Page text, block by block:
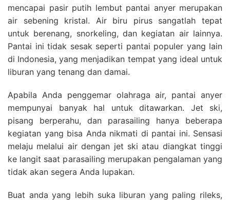
mencapai pasir putih lembut pantai anyer merupakan
air sebening kristal. Air biru pirus sangatlah tepat
untuk berenang, snorkeling, dan kegiatan air lainnya.
Pantai ini tidak sesak seperti pantai populer yang lain
di Indonesia, yang menjadikan tempat yang ideal untuk
liburan yang tenang dan damai.
Apabila Anda penggemar olahraga air, pantai anyer
mempunyai banyak hal untuk ditawarkan. Jet ski,
pisang berperahu, dan parasailing hanya beberapa
kegiatan yang bisa Anda nikmati di pantai ini. Sensasi
melaju melalui air dengan jet ski atau diangkat tinggi
ke langit saat parasailing merupakan pengalaman yang
tidak akan segera Anda lupakan.
Buat anda yang lebih suka liburan yang paling rileks,